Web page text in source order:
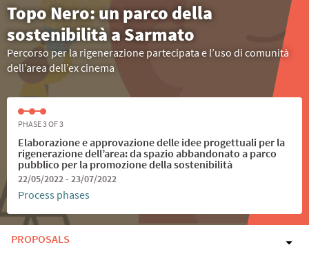
Topo Nero: un parco della
sostenibilità a Sarmato
Percorso per la rigenerazione partecipata e l’uso di comunità
dell’area dell’ex cinema
PHASE 3 OF 3
Elaborazione e approvazione delle idee progettuali per la
rigenerazione dell’area: da spazio abbandonato a parco
pubblico per la promozione della sostenibilità
22/05/2022 - 23/07/2022
Process phases
PROPOSALS